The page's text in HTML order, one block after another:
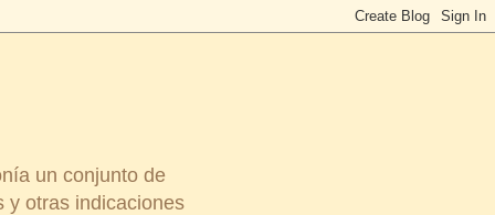
un conjunto de
y otras indicaciones